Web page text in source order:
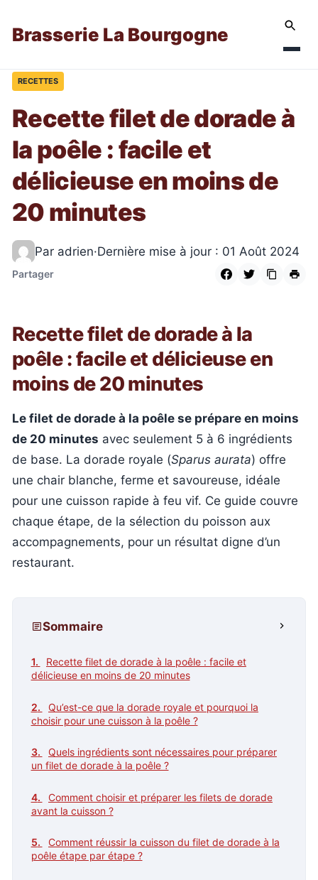
Brasserie La Bourgogne
RECETTES
Recette filet de dorade à
la poêle : facile et
délicieuse en moins de
20 minutes
Par adrien·Dernière mise à jour : 01 Août 2024
Partager
Recette filet de dorade à la
poêle : facile et délicieuse en
moins de 20 minutes
Le filet de dorade à la poêle se prépare en moins
de 20 minutes avec seulement 5 à 6 ingrédients
de base. La dorade royale (Sparus aurata) offre
une chair blanche, ferme et savoureuse, idéale
pour une cuisson rapide à feu vif. Ce guide couvre
chaque étape, de la sélection du poisson aux
accompagnements, pour un résultat digne d’un
restaurant.
Sommaire
Recette filet de dorade à la poêle : facile et
délicieuse en moins de 20 minutes
Qu’est-ce que la dorade royale et pourquoi la
choisir pour une cuisson à la poêle ?
Quels ingrédients sont nécessaires pour préparer
un filet de dorade à la poêle ?
Comment choisir et préparer les filets de dorade
avant la cuisson ?
Comment réussir la cuisson du filet de dorade à la
poêle étape par étape ?